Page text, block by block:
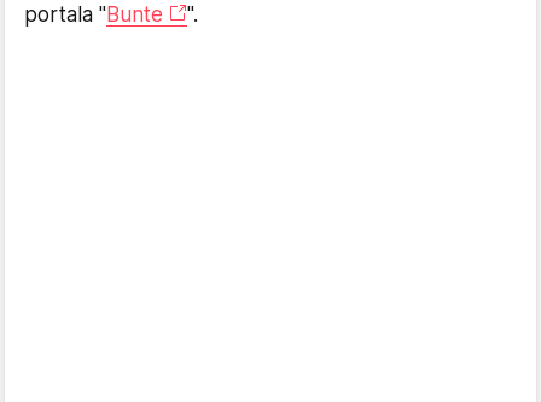
portala "Bunte ".